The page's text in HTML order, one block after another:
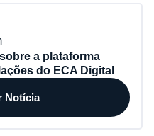
a plataforma
do ECA Digital
Notícia